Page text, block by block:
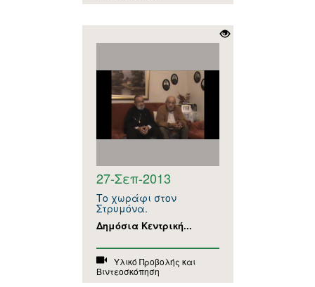
27-Σεπ-2013
Το χωράφι στον
Στρυμόνα.
Δημόσια Κεντρική...
Υλικό Προβολής και
Βιντεοσκόπηση